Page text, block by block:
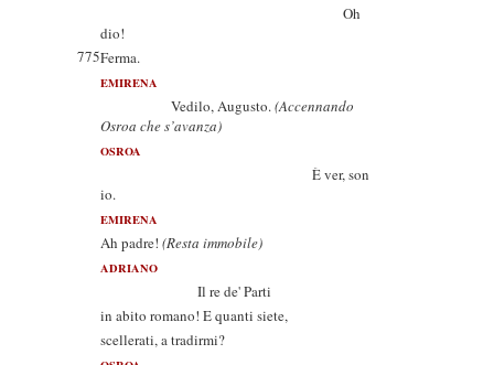
Oh
dio!
775Ferma.
EMIRENA
Vedilo, Augusto.(Accennando
Osroa che s’avanza)
OSROA
È ver, son
io.
EMIRENA
Ah padre! (Resta immobile)
ADRIANO
Il re de' Parti
in abito romano! E quanti siete,
scellerati, a tradirmi?